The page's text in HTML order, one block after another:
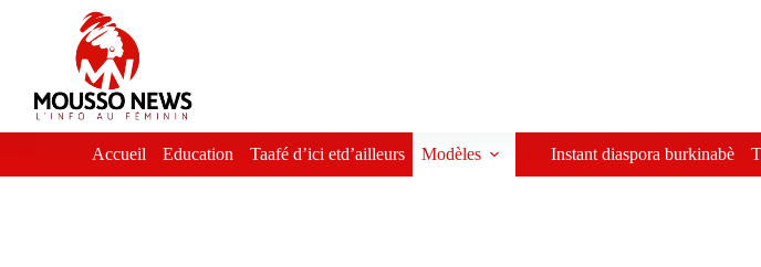
Accueil Education Taafé d’ici etd’ailleurs Modèles Instant diaspora burkinabè